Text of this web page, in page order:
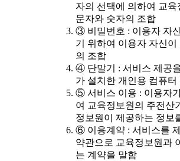
자의 선택에 의하여 교
문자와 숫자의 조합
③ 비밀번호 : 이용자 자
기 위하여 이용자 자신
의 조합
④ 단말기 : 서비스 제공
가 설치한 개인용 컴퓨터
⑤ 서비스 이용 : 이용자
여 교육정보원의 주전산
정보원이 제공하는 정보
⑥ 이용계약 : 서비스를
약관으로 교육정보원과
는 계약을 말함